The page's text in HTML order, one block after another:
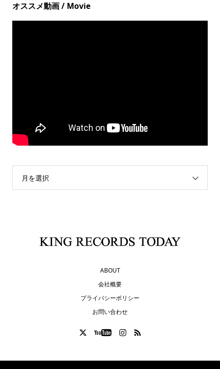
オススメ動画 / Movie
月を選択
ABOUT
会社概要
プライバシーポリシー
お問い合わせ